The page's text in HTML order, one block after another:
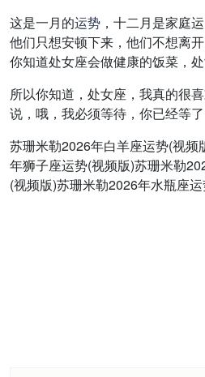
这是一月的运势 ，十二月是家庭
他们只想安顿下来，他们不想离
你知道处女座会做健康的饭菜，
所以你知道，处女座，我真的很
说，哦，我必须等待，你已经等
苏珊米勒2026年白羊座运势(视
年狮子座运势(视频版)苏珊米勒
(视频版)苏珊米勒2026年水瓶座